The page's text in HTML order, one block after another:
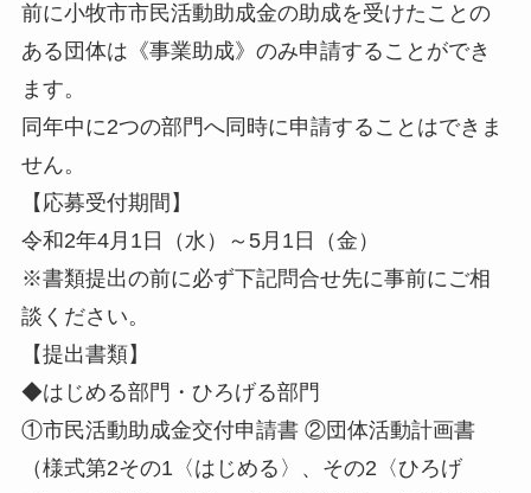
前に小牧市市民活動助成金の助成を受けたことの
ある団体は《事業助成》のみ申請することができ
ます。
同年中に2つの部門へ同時に申請することはできま
せん。
【応募受付期間】
令和2年4月1日（水）～5月1日（金）
※書類提出の前に必ず下記問合せ先に事前にご相
談ください。
【提出書類】
◆はじめる部門・ひろげる部門
①市民活動助成金交付申請書 ②団体活動計画書
（様式第2その1〈はじめる〉、その2〈ひろげ